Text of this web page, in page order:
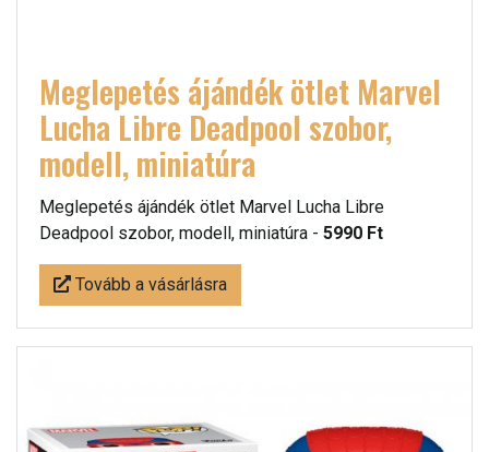
Meglepetés ájándék ötlet Marvel
Lucha Libre Deadpool szobor,
modell, miniatúra
Meglepetés ájándék ötlet Marvel Lucha Libre
Deadpool szobor, modell, miniatúra - 5990 Ft
Tovább a vásárlásra